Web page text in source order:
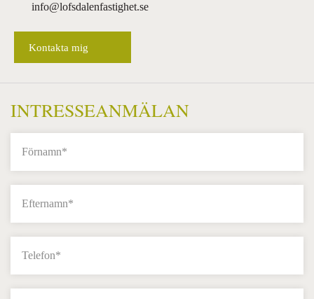
info@lofsdalenfastighet.se
Kontakta mig
INTRESSEANMÄLAN